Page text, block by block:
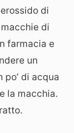
di
di
farmacia e
un
po’ di acqua
la macchia.